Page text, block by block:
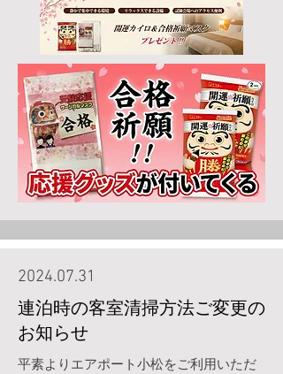
2024.07.31
連泊時の客室清掃方法ご変更の
お知らせ
平素よりエアポート小松をご利用いただ